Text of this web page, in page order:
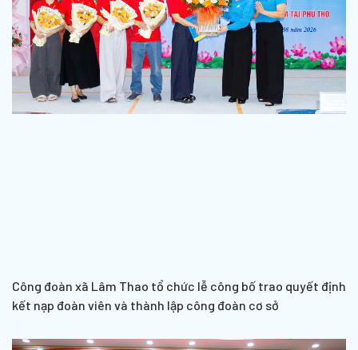
Công đoàn xã Lâm Thao tổ chức lễ công bố trao quyết định
kết nạp đoàn viên và thành lập công đoàn cơ sở